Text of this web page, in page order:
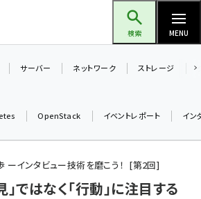
検索 MENU
貢献～仲間と築いた勝利の絆～ (2308)
サーバー ネットワーク ストレージ
OpenStack イベントレポート イン
インタビュー技術を磨こう！ 第2回
ではなく「行動」に注目する